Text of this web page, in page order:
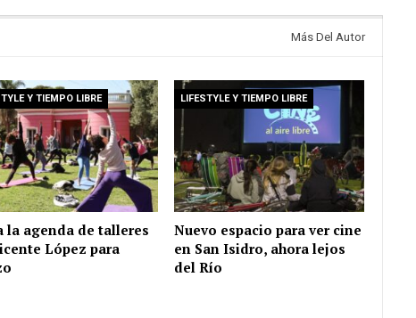
Más Del Autor
Y TIEMPO LIBRE
la agenda de talleres
López para
LIFESTYLE Y TIEMPO LIBRE
Nuevo espacio para ver cine
en San Isidro, ahora lejos
del Río